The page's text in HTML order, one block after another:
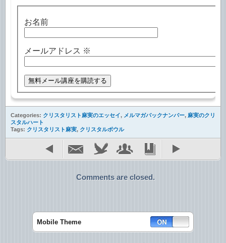
お名前
メールアドレス ※
Categories: クリスタリスト麻実のエッセイ, メルマガバックナンバー, 麻実のクリ
スタルハート
Tags: クリスタリスト麻実, クリスタルボウル
Comments are closed.
Mobile Theme